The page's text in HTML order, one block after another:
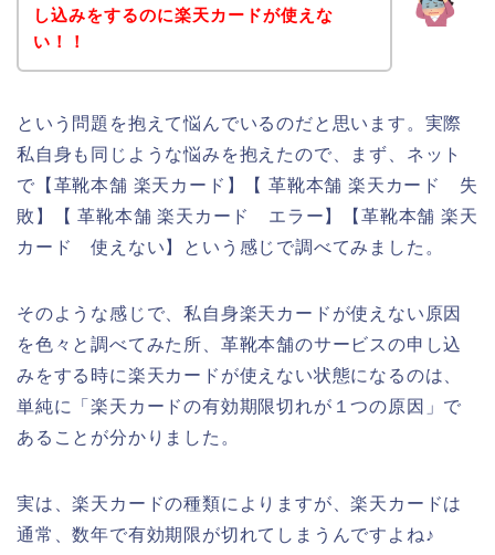
し込みをするのに楽天カードが使えな
い！！
という問題を抱えて悩んでいるのだと思います。実際
私自身も同じような悩みを抱えたので、まず、ネット
で【革靴本舗 楽天カード】【 革靴本舗 楽天カード 失
敗】【 革靴本舗 楽天カード エラー】【革靴本舗 楽天
カード 使えない】という感じで調べてみました。
そのような感じで、私自身楽天カードが使えない原因
を色々と調べてみた所、革靴本舗のサービスの申し込
みをする時に楽天カードが使えない状態になるのは、
単純に「楽天カードの有効期限切れが１つの原因」で
あることが分かりました。
実は、楽天カードの種類によりますが、楽天カードは
通常、数年で有効期限が切れてしまうんですよね♪